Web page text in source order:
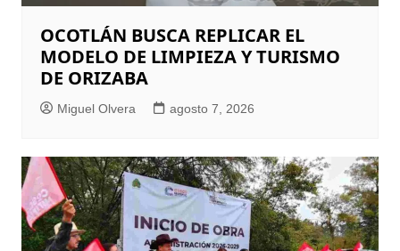
OCOTLÁN BUSCA REPLICAR EL
MODELO DE LIMPIEZA Y TURISMO
DE ORIZABA
Miguel Olvera agosto 7, 2026